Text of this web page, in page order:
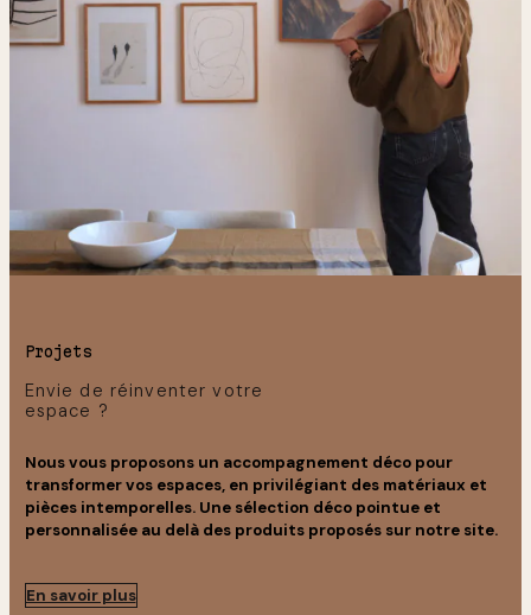
Projets
Envie de réinventer votre
espace ?
Nous vous proposons un accompagnement déco pour
transformer vos espaces, en privilégiant des matériaux et
pièces intemporelles. Une sélection déco pointue et
personnalisée au delà des produits proposés sur notre site.
En savoir plus